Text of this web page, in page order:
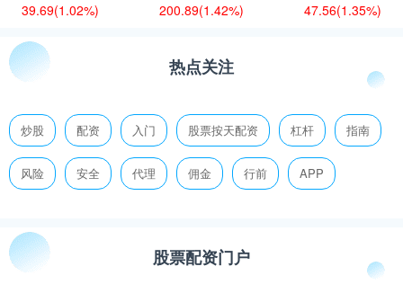
39.69(1.02%) 200.89(1.42%) 47.56(1.35%)
热点关注
炒股 配资 入门 股票按天配资 杠杆 指南
风险 安全 代理 佣金 行前 APP
股票配资门户